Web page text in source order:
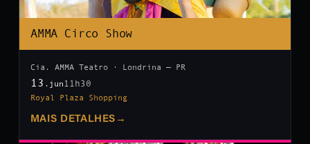
AMMA Circo Show
Cia. AMMA Teatro · Londrina — PR
13 .jun 11h30
Royal Plaza Shopping
MAIS DETALHES →